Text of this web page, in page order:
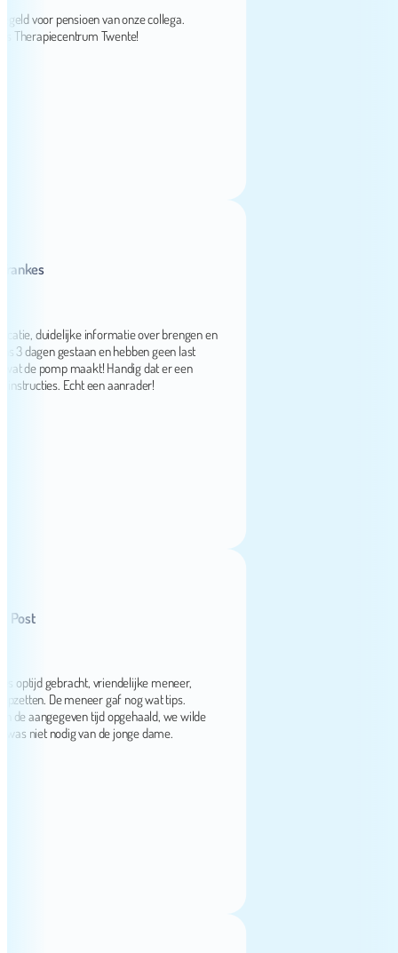
pensioen van onze collega.
Twente!
duidelijke informatie over brengen en
gestaan en hebben geen last
pomp maakt! Handig dat er een
Echt een aanrader!
gebracht, vriendelijke meneer,
De meneer gaf nog wat tips.
tijd opgehaald, we wilde
nodig van de jonge dame.